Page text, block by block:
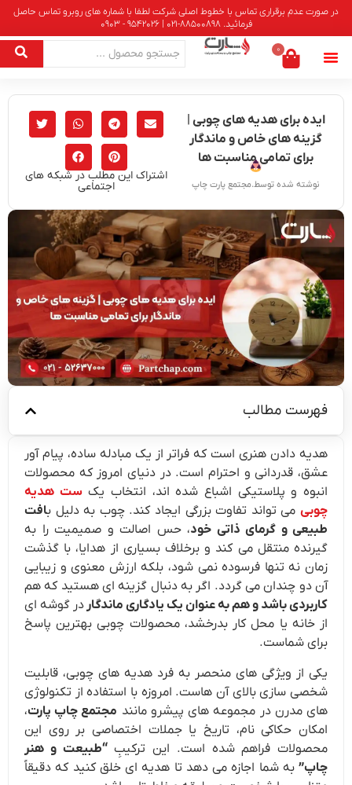
در صورت عدم برقراری تماس با خطوط اصلی شرکت لطفا با شماره های روبرو تماس حاصل
فرمائید. 88500898-021 | 9542026 - 0903
0
ایده برای هدیه های چوبی |
گزینه های خاص و ماندگار
برای تمامی مناسبت ها
نوشته شده توسط.مجتمع پارت چاپ
اشتراک این مطلب در شبکه های
اجتماعی
فهرست مطالب
هدیه دادن هنری است که فراتر از یک مبادله ساده، پیام آور
عشق، قدردانی و احترام است. در دنیای امروز که محصولات
انبوه و پلاستیکی اشباع شده اند، انتخاب یک ست هدیه
چوبی می تواند تفاوت بزرگی ایجاد کند. چوب به دلیل بافت
طبیعی و گرمای ذاتی خود، حس اصالت و صمیمیت را به
گیرنده منتقل می کند و برخلاف بسیاری از هدایا، با گذشت
زمان نه تنها فرسوده نمی شود، بلکه ارزش معنوی و زیبایی
آن دو چندان می گردد. اگر به دنبال گزینه ای هستید که هم
کاربردی باشد و هم به عنوان یک یادگاری ماندگاردر گوشه ای
از خانه یا محل کار بدرخشد، محصولات چوبی بهترین پاسخ
برای شماست.
یکی از ویژگی های منحصر به فرد هدیه های چوبی، قابلیت
شخصی سازی بالای آن هاست. امروزه با استفاده از تکنولوژی
های مدرن در مجموعه های پیشرو مانند مجتمع چاپ پارت،
امکان حکاکی نام، تاریخ یا جملات اختصاصی بر روی این
محصولات فراهم شده است. این ترکیبِ“طبیعت و هنر
چاپ” به شما اجازه می دهد تا هدیه ای خلق کنید که دقیقاً